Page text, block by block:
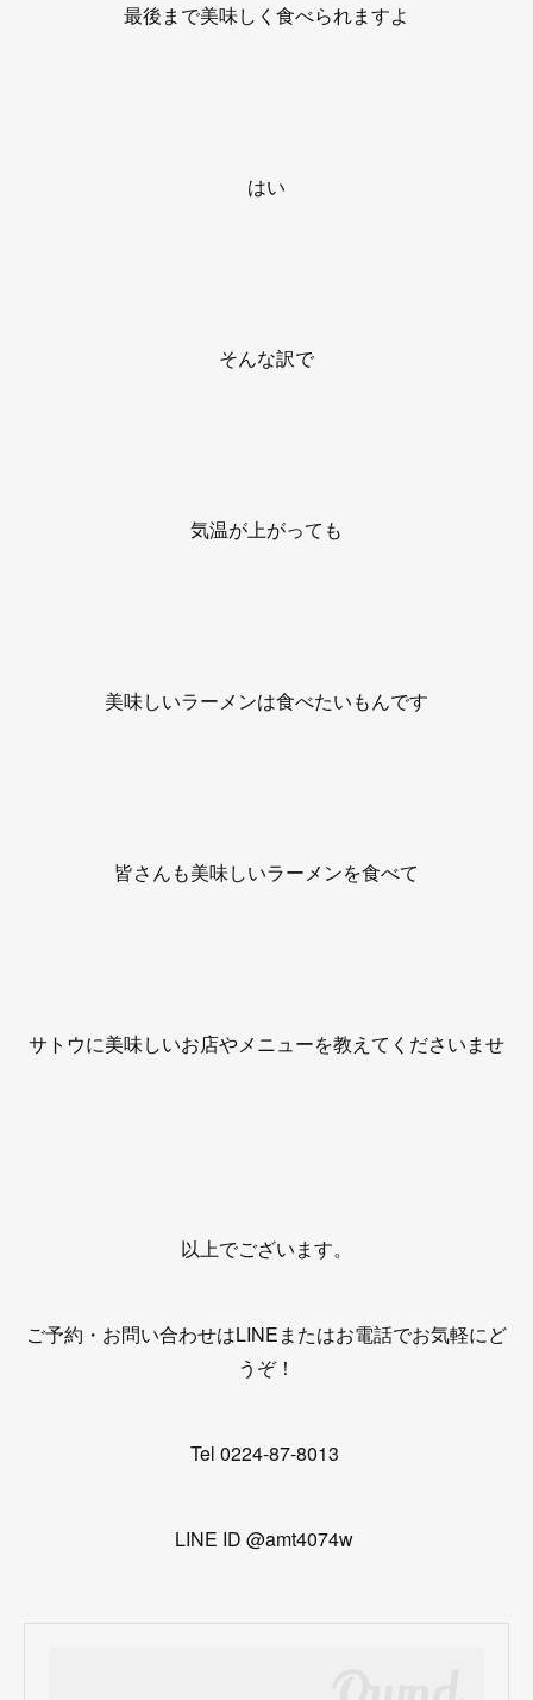
最後まで美味しく食べられますよ
はい
そんな訳で
気温が上がっても
美味しいラーメンは食べたいもんです
皆さんも美味しいラーメンを食べて
サトウに美味しいお店やメニューを教えてくださいませ
以上でございます。
ご予約・お問い合わせはLINEまたはお電話でお気軽にど
うぞ！
Tel 0224-87-8013
LINE ID @amt4074w